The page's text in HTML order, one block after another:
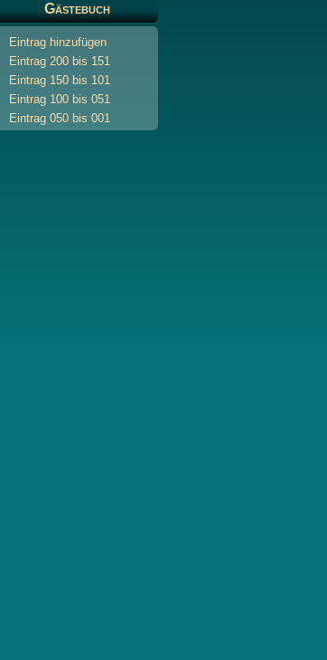
Gästebuch
Eintrag hinzufügen
Eintrag 200 bis 151
Eintrag 150 bis 101
Eintrag 100 bis 051
Eintrag 050 bis 001